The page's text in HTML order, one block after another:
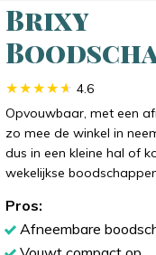
Brixy
4.6
Opvouwbaar, met een
zo mee de winkel in
dus in een kleine hal of
wekelijkse
Pros:
Afneembare